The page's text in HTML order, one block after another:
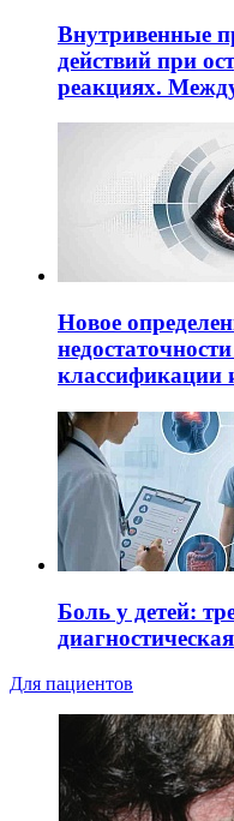
Внутривенные
действий при
реакциях.
Новое
классификации
Боль у детей:
Для пациентов